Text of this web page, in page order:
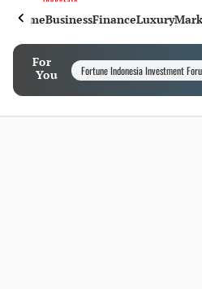
HomeBusinessFinanceLuxury
For
You
Fortune Indonesia Investment